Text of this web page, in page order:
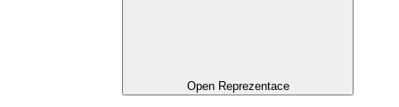
Open Reprezentace